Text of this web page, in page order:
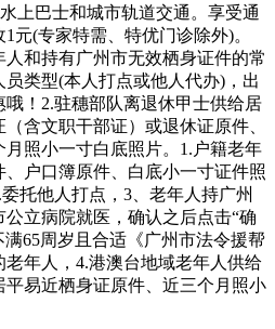
上巴士和城市轨道交通。享受通
元(专家特需、特优门诊除外)。
和持有广州市无效栖身证件的常
类型(本人打点或他人代办)，出
！2.驻穗部队离退休甲士供给居
含文职干部证）或退休证原件、
照小一寸白底照片。1.户籍老年
、户口簿原件、白底小一寸证件照
托他人打点，3、老年人持广州
立病院就医，确认之后点击“确
65周岁且合适《广州市法令援帮
年人，4.港澳台地域老年人供给
易近栖身证原件、近三个月照小